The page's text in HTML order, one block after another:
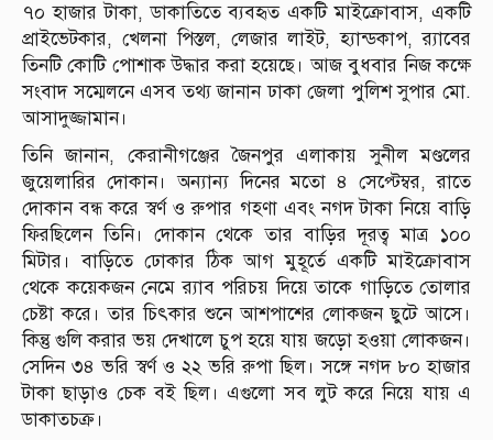
৭০ হাজার টাকা, ডাকাতিতে ব্যবহৃত একটি মাইক্রোবাস, একটি
প্রাইভেটকার, খেলনা পিস্তল, লেজার লাইট, হ্যান্ডকাপ, র‌্যাবের
তিনটি কোটি পোশাক উদ্ধার করা হয়েছে। আজ বুধবার নিজ কক্ষে
সংবাদ সম্মেলনে এসব তথ্য জানান ঢাকা জেলা পুলিশ সুপার মো.
আসাদুজ্জামান।
তিনি জানান, কেরানীগঞ্জের জৈনপুর এলাকায় সুনীল মণ্ডলের
জুয়েলারির দোকান। অন্যান্য দিনের মতো ৪ সেপ্টেম্বর, রাতে
দোকান বন্ধ করে স্বর্ণ ও রুপার গহণা এবং নগদ টাকা নিয়ে বাড়ি
ফিরছিলেন তিনি। দোকান থেকে তার বাড়ির দূরত্ব মাত্র ১০০
মিটার। বাড়িতে ঢোকার ঠিক আগ মুহূর্তে একটি মাইক্রোবাস
থেকে কয়েকজন নেমে র‌্যাব পরিচয় দিয়ে তাকে গাড়িতে তোলার
চেষ্টা করে। তার চিৎকার শুনে আশপাশের লোকজন ছুটে আসে।
কিন্তু গুলি করার ভয় দেখালে চুপ হয়ে যায় জড়ো হওয়া লোকজন।
সেদিন ৩৪ ভরি স্বর্ণ ও ২২ ভরি রুপা ছিল। সঙ্গে নগদ ৮০ হাজার
টাকা ছাড়াও চেক বই ছিল। এগুলো সব লুট করে নিয়ে যায় এ
ডাকাতচক্র।